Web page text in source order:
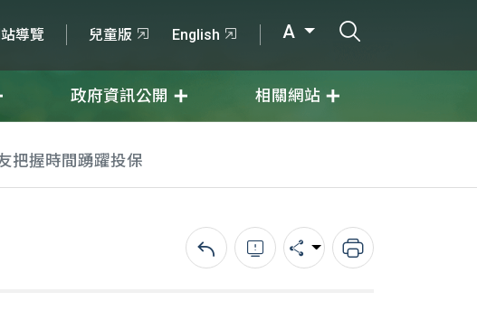
導覽 兒童版 English A
政府資訊公開 相關網站
把握時間踴躍投保
回上一頁錯誤回報分享 列印